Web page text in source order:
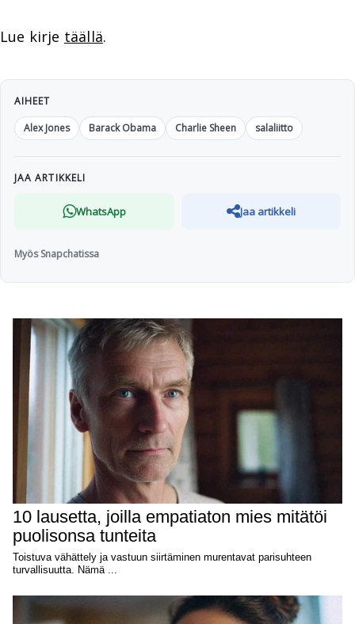
Lue kirje täällä.
AIHEET
Alex Jones
Barack Obama Charlie Sheen salaliitto
JAA ARTIKKELI
WhatsApp Jaa artikkeli
Myös Snapchatissa